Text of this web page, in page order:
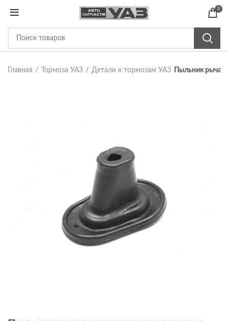
0
Главная Тормоза УАЗ Детали к тормозам УАЗ Пыльник